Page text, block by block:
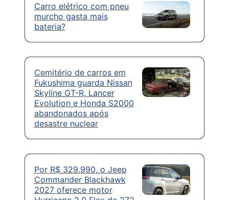
Carro elétrico com pneu
murcho gasta mais
bateria?
Cemitério de carros em
Fukushima guarda Nissan
Skyline GT-R, Lancer
Evolution e Honda S2000
abandonados após
desastre nuclear
Por R$ 329.990, o Jeep
Commander Blackhawk
2027 oferece motor